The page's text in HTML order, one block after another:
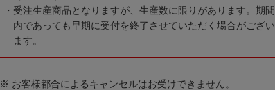
受注生産商品となりますが、生産数に限りがあります。期間
内であっても早期に受付を終了させていただく場合がござい
ます。
※ お客様都合によるキャンセルはお受けできません。